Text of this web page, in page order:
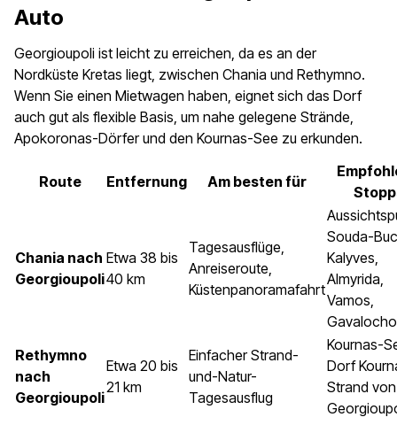
Auto
Georgioupoli ist leicht zu erreichen, da es an der
Nordküste Kretas liegt, zwischen Chania und Rethymno.
Wenn Sie einen Mietwagen haben, eignet sich das Dorf
auch gut als flexible Basis, um nahe gelegene Strände,
Apokoronas-Dörfer und den Kournas-See zu erkunden.
Route Entfernung Am besten für
Chania nach
Georgioupoli
Etwa 38 bis
40 km
Tagesausflüge,
Anreiseroute,
Küstenpanoramafahrt
Souda-
Kalyves,
Almyrida,
Vamos,
Rethymno
nach
Georgioupoli
Etwa 20 bis
21 km
Einfacher Strand-
und-Natur-
Tagesausflug
Kournas-
Dorf
Strand von